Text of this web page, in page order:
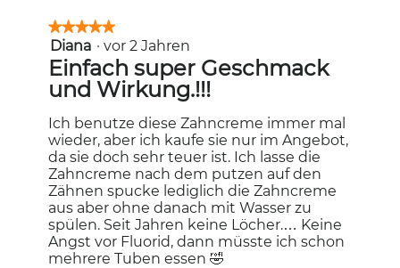
★★★★★
★★★★★
5
von
5
Sternen.
Diana · vor 2 Jahren
Einfach super Geschmack
und Wirkung.!!!
Ich benutze diese Zahncreme immer mal
wieder, aber ich kaufe sie nur im Angebot,
da sie doch sehr teuer ist. Ich lasse die
Zahncreme nach dem putzen auf den
Zähnen spucke lediglich die Zahncreme
aus aber ohne danach mit Wasser zu
spülen. Seit Jahren keine Löcher.… Keine
Angst vor Fluorid, dann müsste ich schon
mehrere Tuben essen 🤣